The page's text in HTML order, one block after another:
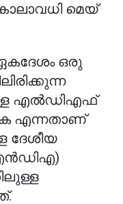
മെയ്
ഒരു
എൽഡിഎഫ്
എന്നതാണ്
ദേശീയ